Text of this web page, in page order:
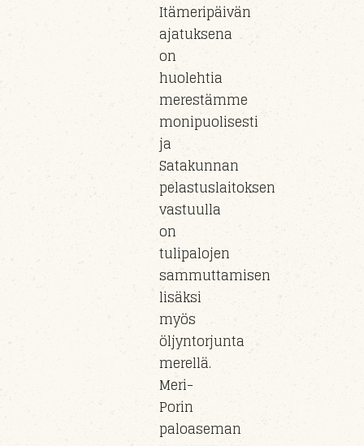
Itämeripäivän
ajatuksena
on
huolehtia
merestämme
monipuolisesti
ja
Satakunnan
pelastuslaitoksen
vastuulla
on
tulipalojen
sammuttamisen
lisäksi
myös
öljyntorjunta
merellä.
Meri-
Porin
paloaseman